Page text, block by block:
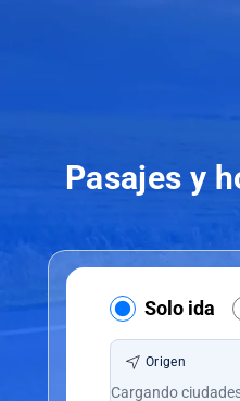
Pasajes y
Solo ida
Origen